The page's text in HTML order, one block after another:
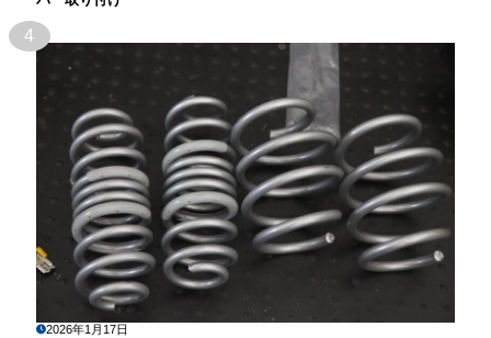
4
2026年1月17日